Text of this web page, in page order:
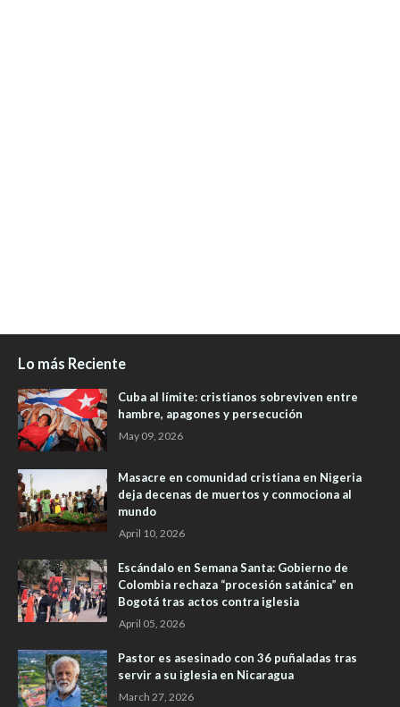
Lo más Reciente
Cuba al límite: cristianos sobreviven entre
hambre, apagones y persecución
May 09, 2026
Masacre en comunidad cristiana en Nigeria
deja decenas de muertos y conmociona al
mundo
April 10, 2026
Escándalo en Semana Santa: Gobierno de
Colombia rechaza “procesión satánica” en
Bogotá tras actos contra iglesia
April 05, 2026
Pastor es asesinado con 36 puñaladas tras
servir a su iglesia en Nicaragua
March 27, 2026